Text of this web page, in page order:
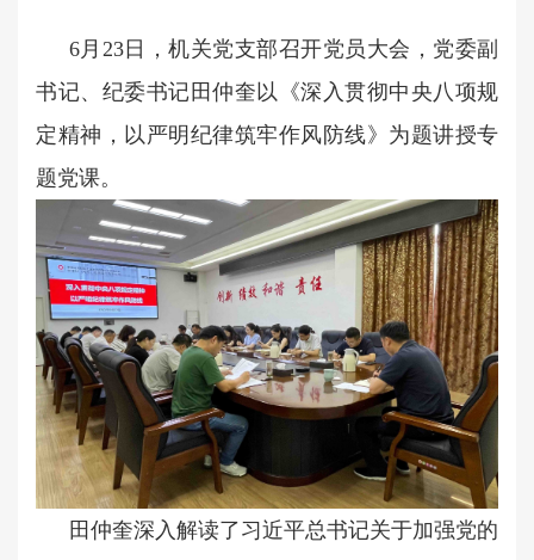
6月23日，机关党支部召开党员大会，党委副
书记、纪委书记田仲奎以《深入贯彻中央八项规
定精神，以严明纪律筑牢作风防线》为题讲授专
题党课。
田仲奎深入解读了习近平总书记关于加强党的